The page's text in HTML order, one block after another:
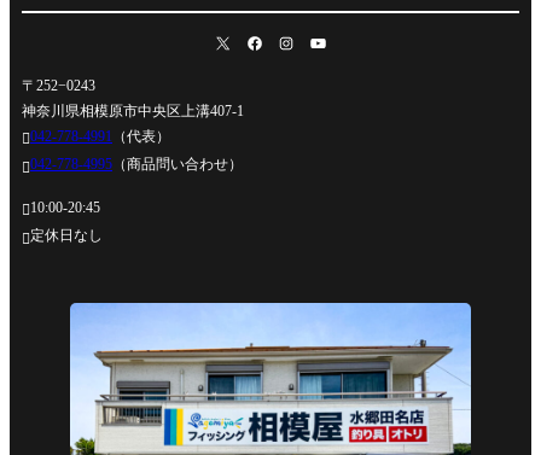
〒252−0243
神奈川県相模原市中央区上溝407-1
042-778-4991 （代表）
042-778-4995 （商品問い合わせ）
10:00-20:45
定休日なし